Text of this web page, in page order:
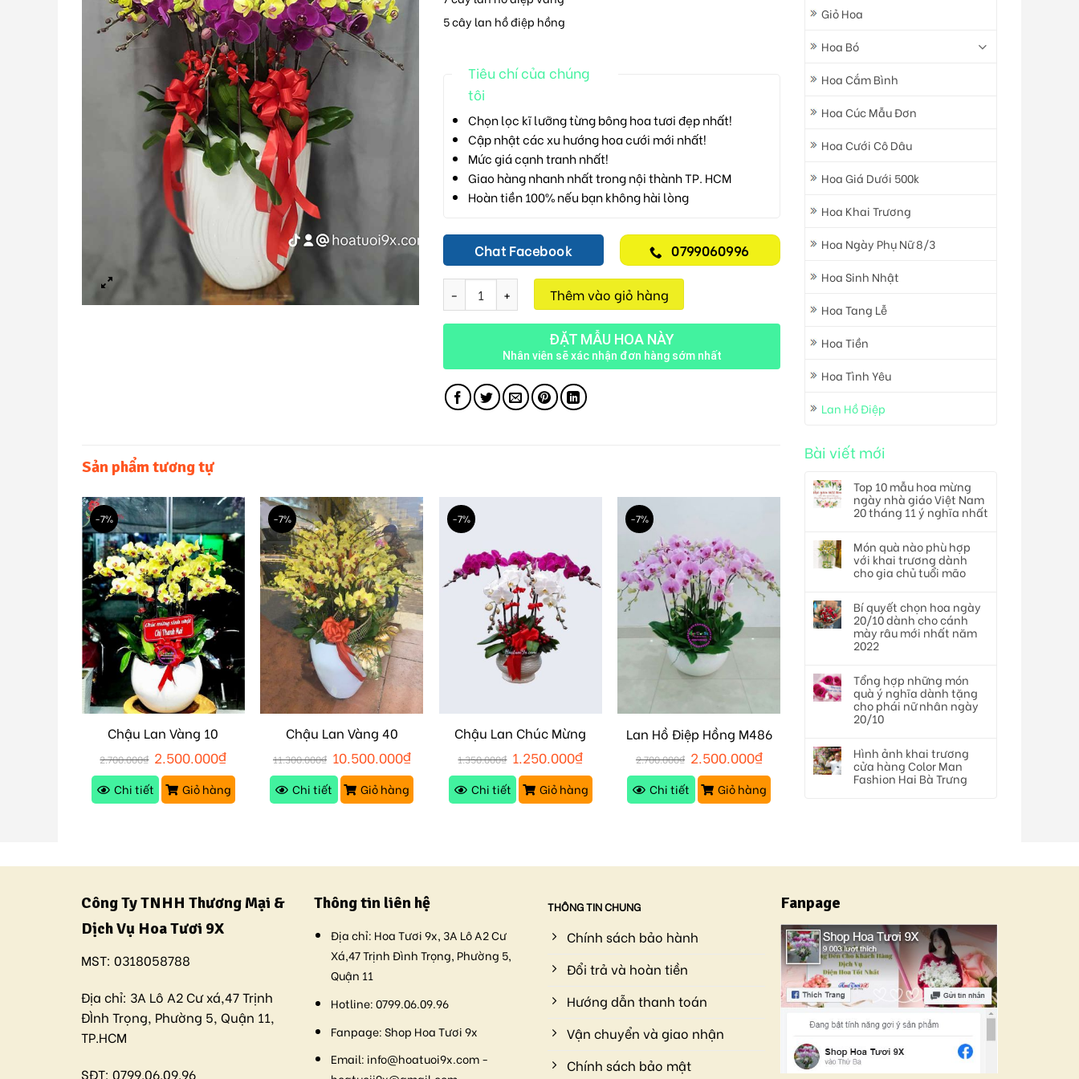
Giỏ Hoa
Hoa Bó
Hoa Cắm Bình
Hoa Cúc Mẫu Đơn
Hoa Cưới Cô Dâu
Hoa Giá Dưới 500k
Hoa Khai Trương
Hoa Ngày Phụ Nữ 8/3
Hoa Sinh Nhật
Hoa Tang Lễ
Hoa Tiền
Hoa Tình Yêu
Lan Hồ Điệp
Bài viết mới
Top 10 mẫu hoa mừng
ngày nhà giáo Việt Nam
20 tháng 11 ý nghĩa nhất
Món quà nào phù hợp
với khai trương dành
cho gia chủ tuổi mão
Bí quyết chọn hoa ngày
20/10 dành cho cánh
mày râu mới nhất năm
2022
Tổng hợp những món
quà ý nghĩa dành tặng
cho phái nữ nhân ngày
20/10
Hình ảnh khai trương
cửa hàng Color Man
Fashion Hai Bà Trưng
5 cây lan hồ điệp hồng
Tiêu chí của chúng
tôi
Chọn lọc kĩ lưỡng từng bông hoa tươi đẹp nhất!
Cập nhật các xu hướng hoa cưới mới nhất!
Mức giá cạnh tranh nhất!
Giao hàng nhanh nhất trong nội thành TP. HCM
Hoàn tiền 100% nếu bạn không hài lòng
Chat Facebook 0799060996
Lan Hồ Điệp M702 số lượngThêm vào giỏ hàng
ĐẶT MẪU HOA NÀY
Nhân viên sẽ xác nhận đơn hàng sớm nhất
Sản phẩm tương tự
-7%
Chậu Lan Vàng 10
Cành M156
2.700.000₫ 2.500.000₫
Chi tiết Giỏ hàng
-7%
Chậu Lan Vàng 40
Cành M169
11.300.000₫ 10.500.000₫
Chi tiết Giỏ hàng
-7%
Chậu Lan Chúc Mừng
1.350.000₫ 1.250.000₫
Chi tiết Giỏ hàng
-7%
Lan Hồ Điệp Hồng M486
2.700.000₫ 2.500.000₫
Chi tiết Giỏ hàng
Công Ty TNHH Thương Mại &
Dịch Vụ Hoa Tươi 9X
MST: 0318058788
Địa chỉ: 3A Lô A2 Cư xá,47 Trịnh
ĐÌnh Trọng, Phường 5, Quận 11,
TP.HCM
SĐT: 0799.06.09.96
Thông tin liên hệ
Địa chỉ: Hoa Tươi 9x, 3A Lô A2 Cư
Xá,47 Trịnh Đình Trọng, Phường 5,
Quận 11
Hotline:0799.06.09.96
Fanpage:Shop Hoa Tươi 9x
Email: info@hoatuoi9x.com -
THÔNG TIN CHUNG
Chính sách bảo hành
Đổi trả và hoàn tiền
Hướng dẫn thanh toán
Vận chuyển và giao nhận
Chính sách bảo mật
Fanpage